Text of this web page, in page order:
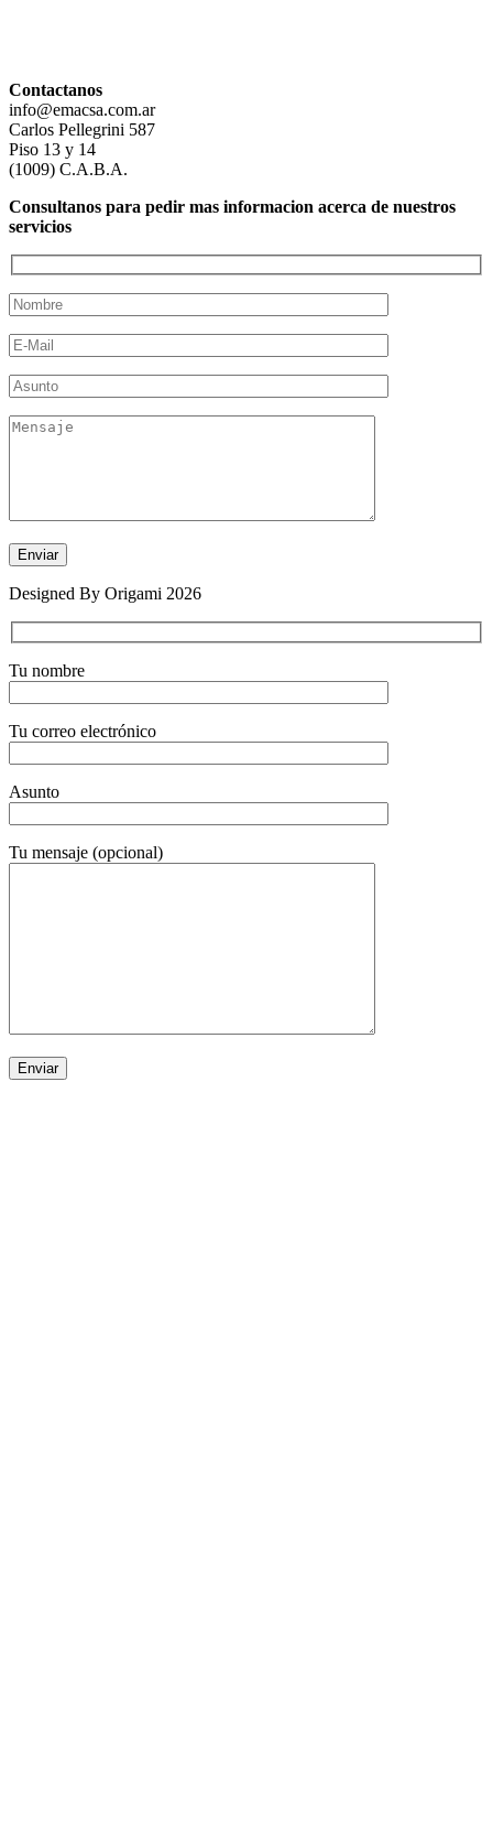
Contactanos
info@emacsa.com.ar
Carlos Pellegrini 587
Piso 13 y 14
(1009) C.A.B.A.
Consultanos para pedir mas informacion acerca de nuestros
servicios
Designed By Origami 2026
Tu nombre
Tu correo electrónico
Asunto
Tu mensaje (opcional)